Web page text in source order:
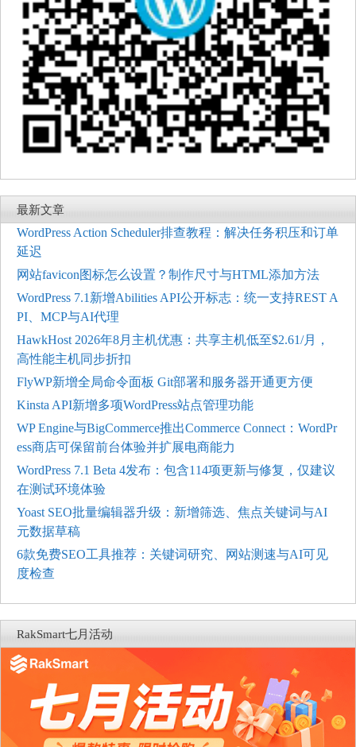
最新文章
WordPress Action Scheduler排查教程：解决任务积压和订单
延迟
网站favicon图标怎么设置？制作尺寸与HTML添加方法
WordPress 7.1新增Abilities API公开标志：统一支持REST A
PI、MCP与AI代理
HawkHost 2026年8月主机优惠：共享主机低至$2.61/月，
高性能主机同步折扣
FlyWP新增全局命令面板 Git部署和服务器开通更方便
Kinsta API新增多项WordPress站点管理功能
WP Engine与BigCommerce推出Commerce Connect：WordPr
ess商店可保留前台体验并扩展电商能力
WordPress 7.1 Beta 4发布：包含114项更新与修复，仅建议
在测试环境体验
Yoast SEO批量编辑器升级：新增筛选、焦点关键词与AI
元数据草稿
6款免费SEO工具推荐：关键词研究、网站测速与AI可见
度检查
RakSmart七月活动